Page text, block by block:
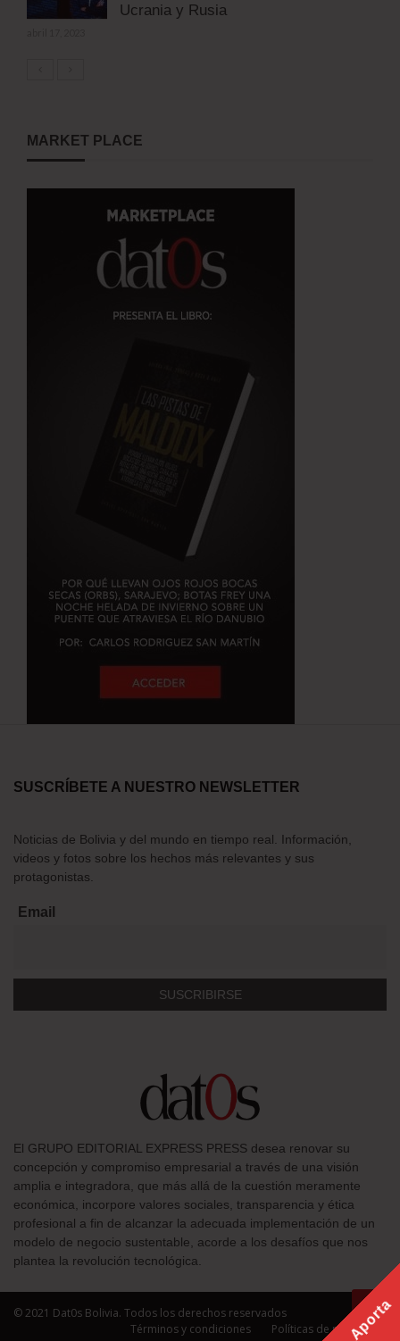
Ucrania y Rusia
MARKET PLACE
SUSCRÍBETE A NUESTRO NEWSLETTER
Noticias de Bolivia y del mundo en tiempo real. Información,
videos y fotos sobre los hechos más relevantes y sus
protagonistas.
Email
El GRUPO EDITORIAL EXPRESS PRESS desea renovar su
concepción y compromiso empresarial a través de una visión
amplia e integradora, que más allá de la cuestión meramente
económica, incorpore valores sociales, transparencia y ética
profesional a fin de alcanzar la adecuada implementación de un
modelo de negocio sustentable, acorde a los desafíos que nos
plantea la revolución tecnológica.
© 2021 Dat0s Bolivia. Todos los derechos reservados
Términos y condiciones
Políticas de privacidad
Aporta